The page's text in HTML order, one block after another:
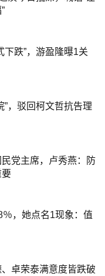
下跌”，游盈隆曝1关
”，驳回柯文哲抗告理
党主席，卢秀燕：防
要
，她点名1现象：值
卓荣泰满意度皆跌破